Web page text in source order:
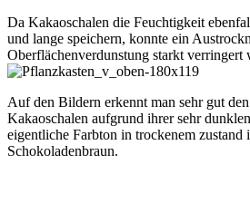
Da Kakaoschalen die Feuchtigkeit
und lange speichern, konnte ein
Oberflächenverdunstung starkt verringert
Auf den Bildern erkennt man sehr gut
Kakaoschalen aufgrund ihrer sehr
eigentliche Farbton in trockenem zustand
Schokoladenbraun.